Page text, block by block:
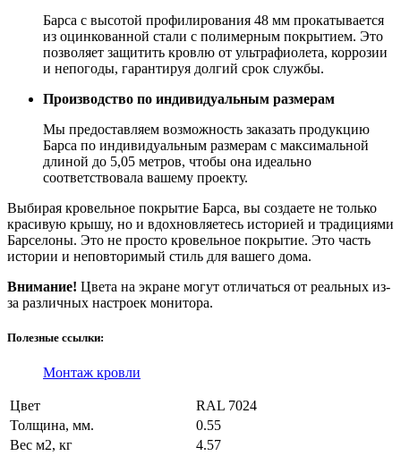
Барса с высотой профилирования 48 мм прокатывается
из оцинкованной стали с полимерным покрытием. Это
позволяет защитить кровлю от ультрафиолета, коррозии
и непогоды, гарантируя долгий срок службы.
Производство по индивидуальным размерам
Мы предоставляем возможность заказать продукцию
Барса по индивидуальным размерам с максимальной
длиной до 5,05 метров, чтобы она идеально
соответствовала вашему проекту.
Выбирая кровельное покрытие Барса, вы создаете не только
красивую крышу, но и вдохновляетесь историей и традициями
Барселоны. Это не просто кровельное покрытие. Это часть
истории и неповторимый стиль для вашего дома.
Внимание! Цвета на экране могут отличаться от реальных из-
за различных настроек монитора.
Полезные ссылки:
Монтаж кровли
Цвет
RAL 7024
Толщина, мм.
0.55
Вес м2, кг
4.57